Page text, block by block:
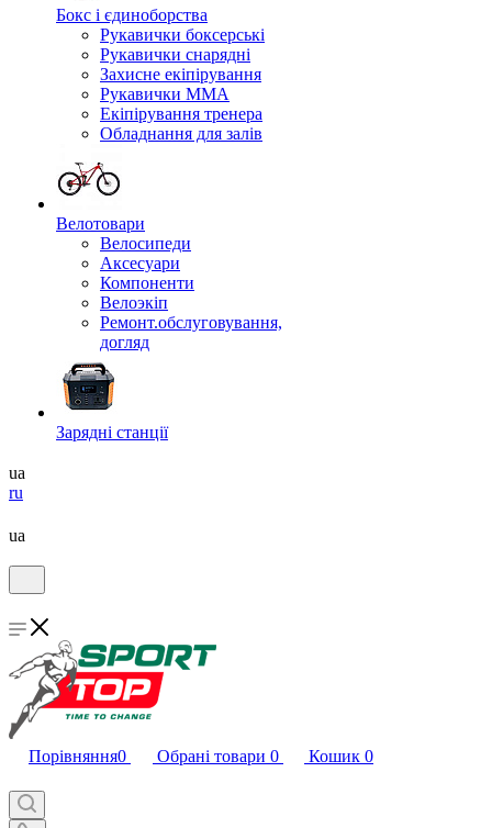
Бокс і єдиноборства
Рукавички боксерські
Рукавички снарядні
Захисне екіпірування
Рукавички ММА
Екіпірування тренера
Обладнання для залів
Велотовари
Велосипеди
Аксесуари
Компоненти
Велоэкіп
Ремонт.обслуговування,
догляд
Зарядні станції
ua
ru
ua
Порівняння0 Обрані товари 0 Кошик 0